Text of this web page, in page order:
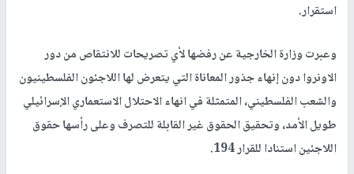
استقرار.
وعبرت وزارة الخارجية عن رفضها لأي تصريحات للانتقاص من دور
الاونروا دون إنهاء جذور المعاناة التي يتعرض لها اللاجئون الفلسطينيون
والشعب الفلسطيني، المتمثلة في انهاء الاحتلال الاستعماري الإسرائيلي
طويل الأمد، وتحقيق الحقوق غير القابلة للتصرف وعلى رأسها حقوق
اللاجئين استنادا للقرار 194.